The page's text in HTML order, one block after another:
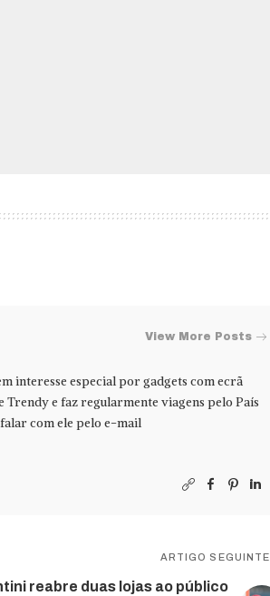
View More Posts
interesse especial por gadgets com ecrã
e faz regularmente viagens pelo País
com ele pelo e-mail
ARTIGO SEGUINTE
reabre duas lojas ao público